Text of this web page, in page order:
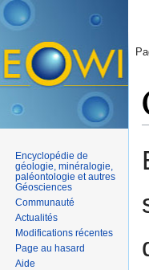
Encyclopédie de
géologie, minéralogie,
paléontologie et autres
Géosciences
Communauté
Actualités
Modifications récentes
Page au hasard
Aide